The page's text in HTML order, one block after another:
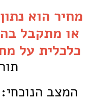
או מתקבל
כלכלית על
המצב